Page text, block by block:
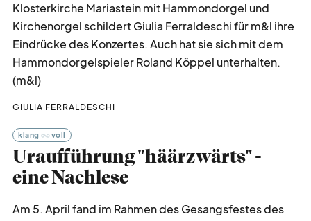
Klosterkirche Mariasteinmit Hammondorgel und
Kirchenorgel schildert Giulia Ferraldeschi für m&l ihre
Eindrücke des Konzertes. Auch hat sie sich mit dem
Hammondorgelspieler Roland Köppel unterhalten.
(m&l)
GIULIA FERRALDESCHI
klang voll
Uraufführung "häärzwärts" -
eine Nachlese
Am 5. April fand im Rahmen des Gesangsfestes des